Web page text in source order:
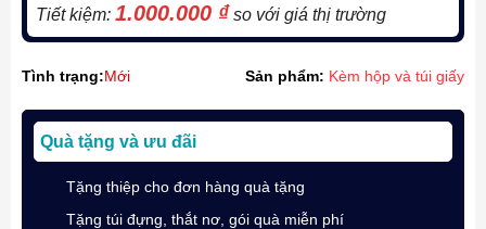
Tiết kiệm: 1.000.000 ₫so với giá thị trường
Tình trạng:Mới Sản phẩm: Kèm hộp và túi giấy
Quà tặng và ưu đãi
Tặng thiệp cho đơn hàng quà tặng
Tặng túi đựng, thắt nơ, gói quà miễn phí